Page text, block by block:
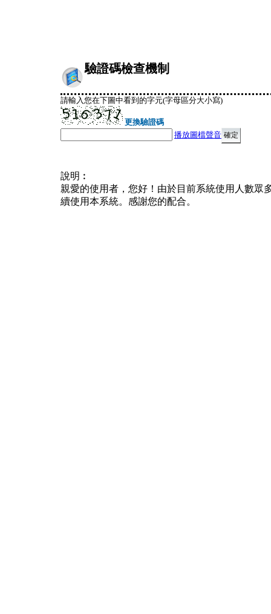
驗證碼檢查機制
請輸入您在下圖中看到的字元(字母區分大小寫)
更換驗證碼
播放圖檔聲音
說明︰
親愛的使用者，您好！由於目前系統使用人數眾
續使用本系統。感謝您的配合。